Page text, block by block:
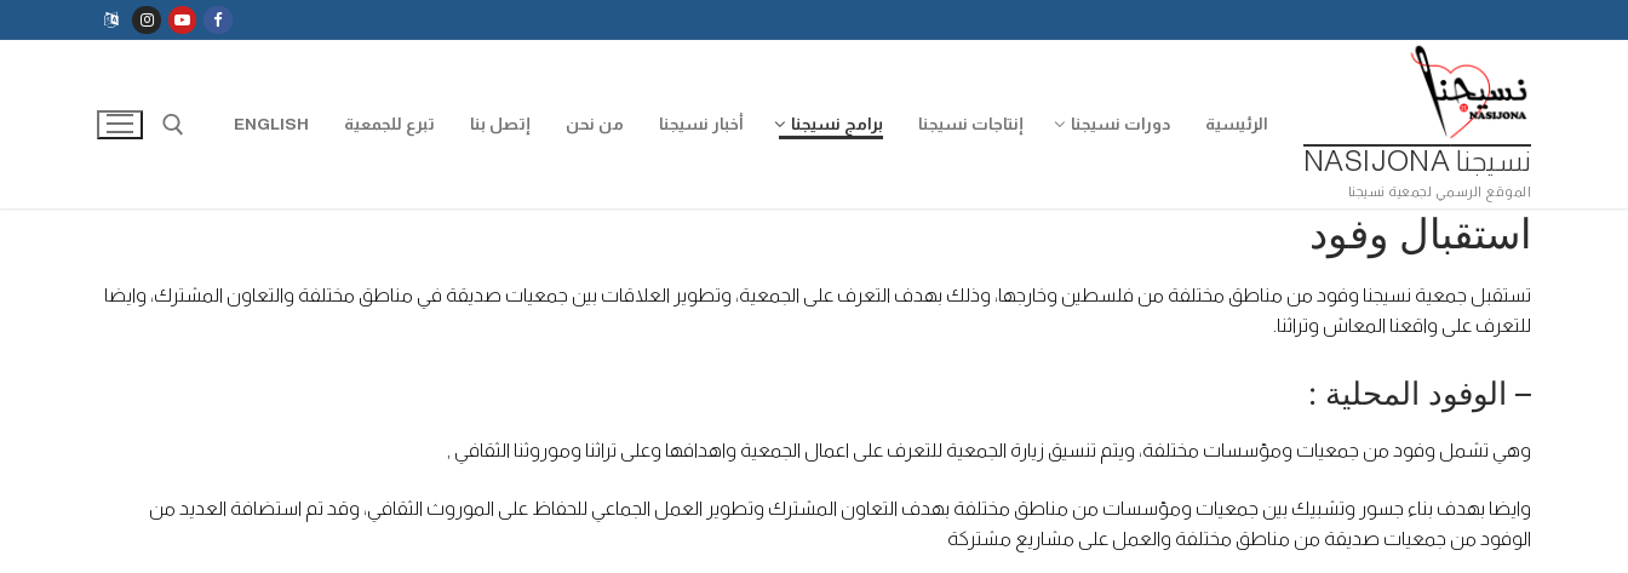
إلى
نسيجنا NASIJONA
الموقع الرسمي لجمعية نسيجنا
الرئيسية دورات نسيجنا إنتاجات نسيجنا برامج نسيجنا أخبار نسيجنا من نحن إتصل بنا تبرع للجمعية ENGLISH
استقبال وفود
تستقبل جمعية نسيجنا وفود من مناطق مختلفة من فلسطين وخارجها، وذلك بهدف التعرف على الجمعية، وتطوير العلاقات بين جمعيات صديقة في مناطق مختلفة والتعاون المشترك، وايضا
للتعرف على واقعنا المعاش وتراثنا.
– الوفود المحلية :
وهي تشمل وفود من جمعيات ومؤسسات مختلفة، ويتم تنسيق زيارة الجمعية للتعرف على اعمال الجمعية واهدافها وعلى تراثنا وموروثنا الثقافي ,
وايضا بهدف بناء جسور وتشبيك بين جمعيات ومؤسسات من مناطق مختلفة بهدف التعاون المشترك وتطوير العمل الجماعي للحفاظ على الموروث الثقافي، وقد تم استضافة العديد من
الوفود من جمعيات صديقة من مناطق مختلفة والعمل على مشاريع مشتركة